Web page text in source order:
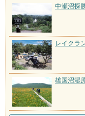
中瀬沼探
レイクラ
雄国沼湿